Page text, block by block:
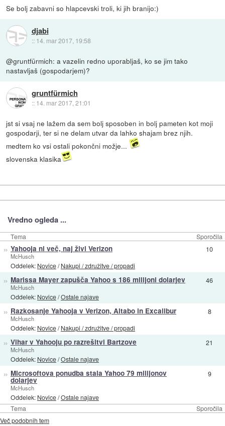
Se bolj zabavni so hlapcevski troli, ki jih branijo:)
djabi
:: 14. mar 2017, 19:58
@gruntfürmich: a vazelin redno uporabljaš, ko se jim tako
nastavljaš (gospodarjem)?
gruntfürmich
:: 14. mar 2017, 21:01
jst si vsaj ne lažem da sem bolj sposoben in bolj pameten kot moji
gospodarji, ter si ne delam utvar da lahko shajam brez njih.
medtem ko vsi ostali pokončni možje...
slovenska klasika
Vredno ogleda ...
Tema Sporočila
Tema Sporočila
» Yahooja ni več, naj živi Verizon
McHusch
Oddelek: Novice/Nakupi / združitve / propadi
10
» Marissa Mayer zapušča Yahoo s 186 milijoni dolarjev
McHusch
Oddelek: Novice/Ostale najave
46
» Razkosanje Yahooja v Verizon, Altabo in Excalibur
McHusch
Oddelek: Novice/Nakupi / združitve / propadi
8
» Vihar v Yahooju po razrešitvi Bartzove
McHusch
Oddelek: Novice/Ostale najave
21
» Microsoftova ponudba stala Yahoo 79 milijonov
dolarjev
McHusch
Oddelek: Novice/Ostale najave
9
Več podobnih tem